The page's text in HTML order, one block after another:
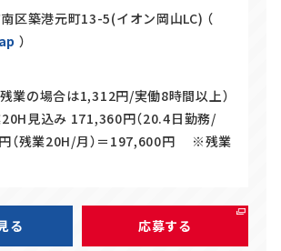
区築港元町13-5(イオン岡山LC) （
）
業の場合は1,312円/実働8時間以上）
20H見込み 171,360円（20.4日勤務/
（残業20H/月）＝197,600円 ※残業
る 応募する